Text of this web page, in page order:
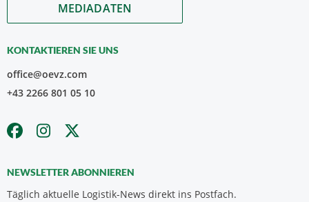
MEDIADATEN
KONTAKTIEREN SIE UNS
office@oevz.com
+43 2266 801 05 10
NEWSLETTER ABONNIEREN
Täglich aktuelle Logistik-News direkt ins Postfach.